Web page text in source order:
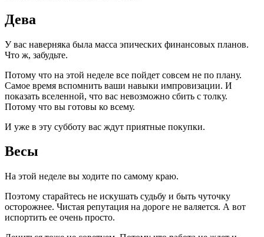
Дева
У вас наверняка была масса эпических финансовых планов.
Что ж, забудьте.
Потому что на этой неделе все пойдет совсем не по плану.
Самое время вспомнить ваши навыки импровизации. И
показать вселенной, что вас невозможно сбить с толку.
Потому что вы готовы ко всему.
И уже в эту субботу вас ждут приятные покупки.
Весы
На этой неделе вы ходите по самому краю.
Поэтому старайтесь не искушать судьбу и быть чуточку
осторожнее. Чистая репутация на дороге не валяется. А вот
испортить ее очень просто.